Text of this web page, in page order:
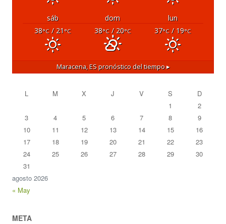
sáb dom
lun
38°C/ 21 °C 38°C/ 20°C 37°C / 19°C
Maracena, ESpronóstico del tiempo ▸
agosto 2026
L M X J V S
D
1
2
3
4 5 6 7 8
9
10
11 12 13 14 15
16
17
18 19 20 21 22
23
24
25 26 27 28 29
30
31
« May
META